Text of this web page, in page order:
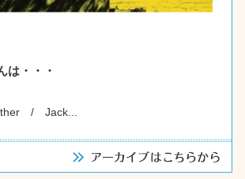
は・・・
/ Jack...